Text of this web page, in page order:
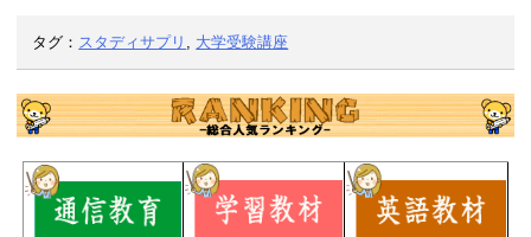
タグ： スタディサプリ 大学受験講座